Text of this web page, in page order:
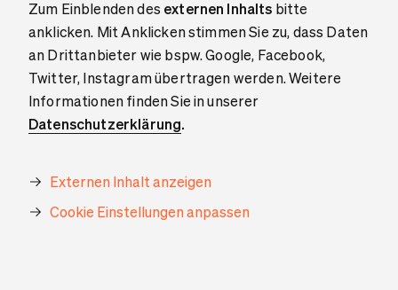
Zum Einblenden des externen Inhalts bitte
anklicken. Mit Anklicken stimmen Sie zu, dass Daten
an Drittanbieter wie bspw. Google, Facebook,
Twitter, Instagram übertragen werden. Weitere
Informationen finden Sie in unserer
Datenschutzerklärung.
Externen Inhalt anzeigen
Cookie Einstellungen anpassen